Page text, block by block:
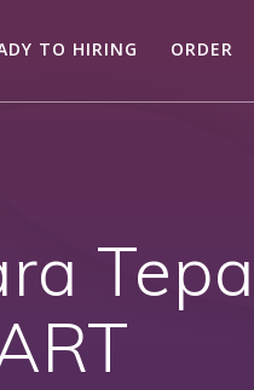
TO HIRING ORDER